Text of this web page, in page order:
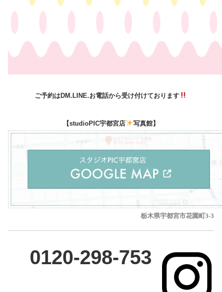
ご予約はDM.LINE.お電話から受け付けております
【studioPIC宇都宮店 写真館】
栃木県宇都宮市花園町3-3
0120-298-753